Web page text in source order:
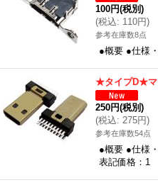
100円(税別)
(税込: 110円)
参考在庫数8点
●概要 ●仕様
★タイプD★マ
250円(税別)
(税込: 275円)
参考在庫数54点
●概要 ●仕様
表記価格：1